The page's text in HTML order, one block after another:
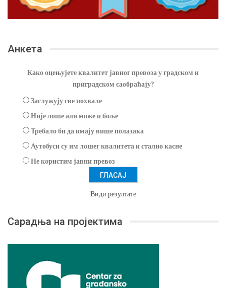
Анкета
Како оцењујете квалитет јавног превоза у градском и
приградском саобраћају?
Заслужују све похвале
Није лоше али може и боље
Требало би да имају више полазака
Аутобуси су им лошег квалитета и стално касне
Не користим јавни превоз
Види резултате
Сарадња на пројектима